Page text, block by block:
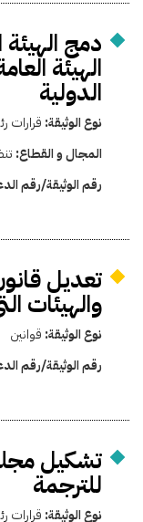
دمج الهيئة
الهيئة
الدولية
نوع الوثيقة: قرارات
المجال و القطاع:
رقم الوثيقة/رقم
تعديل
والهيئات
نوع الوثيقة: قوانين
رقم الوثيقة/رقم
تشكيل
للترجمة
نوع الوثيقة: قرارات